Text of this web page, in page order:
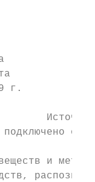
г.
и